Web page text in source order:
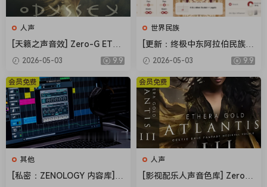
人声
[天籁之声音效] Zero-G ETHE
RA Gold Odyssey v1.0.2 [KO
2026-05-03 9.9
世界民族
[更新：终极中东阿拉伯民族管
弦乐音源合集] Strezov Samp
ling Arabian Ethnic Orchestr
a v1.1 [KONTAKT]（57.37G
B）
2026-05-03 9.9
其他
[私密：ZENOLOGY 内容库] R
会员免费
人声
[影视配乐人声音色库] Zero-G
会员免费